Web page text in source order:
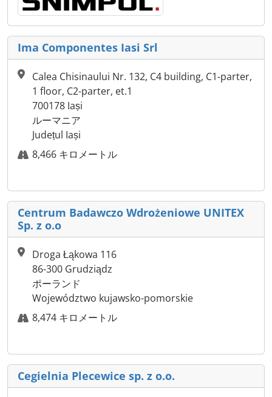
Ima Componentes Iasi Srl
Calea Chisinaului Nr. 132, C4 building, C1-parter,
1 floor, C2-parter, et.1
700178 Iași
ルーマニア
Județul Iași
8,466 キロメートル
Centrum Badawczo Wdrożeniowe UNITEX
Sp. z o.o
Droga Łąkowa 116
86-300 Grudziądz
ポーランド
Województwo kujawsko-pomorskie
8,474 キロメートル
Cegielnia Plecewice sp. z o.o.